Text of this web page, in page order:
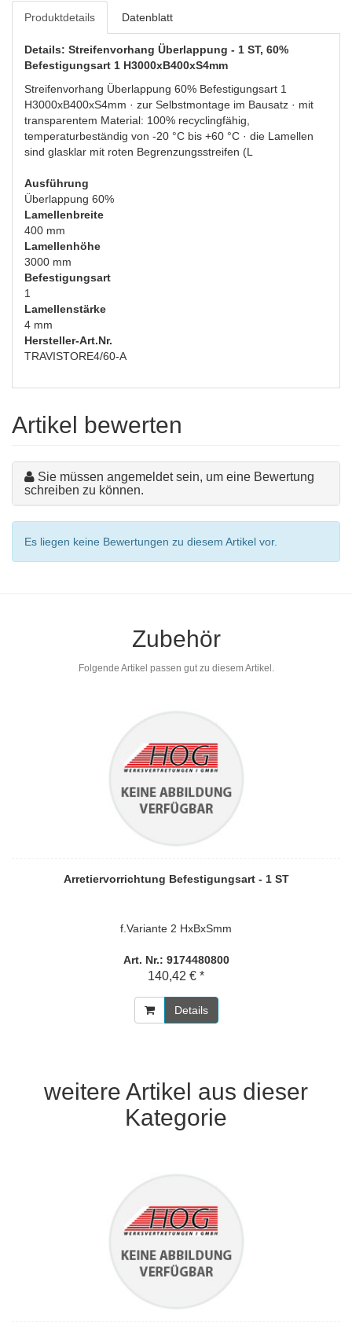
Produktdetails Datenblatt
Details: Streifenvorhang Überlappung - 1 ST, 60%
Befestigungsart 1 H3000xB400xS4mm
Streifenvorhang Überlappung 60% Befestigungsart 1
H3000xB400xS4mm · zur Selbstmontage im Bausatz · mit
transparentem Material: 100% recyclingfähig,
temperaturbeständig von -20 °C bis +60 °C · die Lamellen
sind glasklar mit roten Begrenzungsstreifen (L
Ausführung
Überlappung 60%
Lamellenbreite
400 mm
Lamellenhöhe
3000 mm
Befestigungsart
1
Lamellenstärke
4 mm
Hersteller-Art.Nr.
TRAVISTORE4/60-A
Artikel bewerten
Sie müssen angemeldet sein, um eine Bewertung
schreiben zu können.
Es liegen keine Bewertungen zu diesem Artikel vor.
Zubehör
Folgende Artikel passen gut zu diesem Artikel.
Arretiervorrichtung Befestigungsart - 1 ST
f.Variante 2 HxBxSmm
Art. Nr.: 9174480800
140,42 € *
Details
weitere Artikel aus dieser
Kategorie